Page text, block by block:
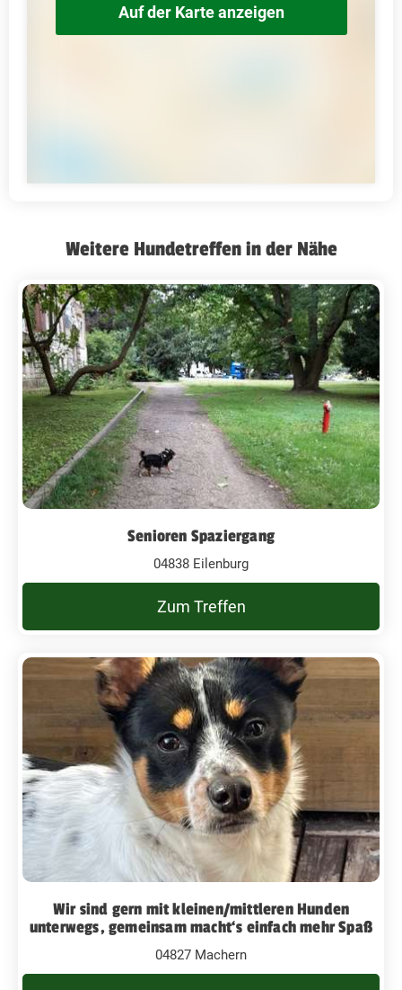
Auf der Karte anzeigen
Weitere Hundetreffen in der Nähe
Senioren Spaziergang
04838 Eilenburg
Zum Treffen
Wir sind gern mit kleinen/mittleren Hunden
unterwegs, gemeinsam macht‘s einfach mehr Spaß
04827 Machern